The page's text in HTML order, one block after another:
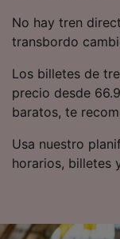
No hay tren
transbordo
Los billetes de
precio desde
baratos, te
Usa nuestro
horarios, billetes
audiencia y